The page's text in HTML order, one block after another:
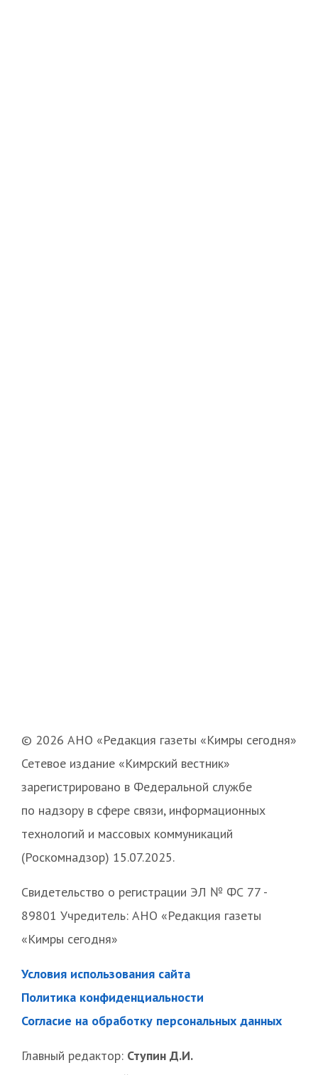
© 2026 АНО «Редакция газеты «Кимры сегодня»
Сетевое издание «Кимрский вестник»
зарегистрировано в Федеральной службе
по надзору в сфере связи, информационных
технологий и массовых коммуникаций
(Роскомнадзор) 15.07.2025.
Свидетельство о регистрации ЭЛ № ФС 77 -
89801 Учредитель: АНО «Редакция газеты
«Кимры сегодня»
Условия использования сайта
Политика конфиденциальности
Согласие на обработку персональных данных
Главный редактор: Ступин Д.И.